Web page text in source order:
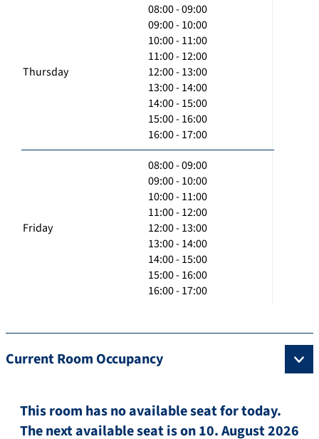
Thursday
08:00 - 09:00
09:00 - 10:00
10:00 - 11:00
11:00 - 12:00
12:00 - 13:00
13:00 - 14:00
14:00 - 15:00
15:00 - 16:00
16:00 - 17:00
Friday
08:00 - 09:00
09:00 - 10:00
10:00 - 11:00
11:00 - 12:00
12:00 - 13:00
13:00 - 14:00
14:00 - 15:00
15:00 - 16:00
16:00 - 17:00
Current Room Occupancy
This room has no available seat for today.
The next available seat is on 10. August 2026